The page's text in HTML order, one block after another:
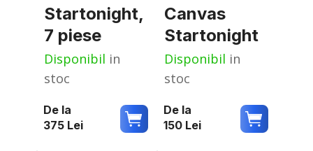
Startonight,
7 piese
Disponibil in
stoc
De la
375 Lei
Canvas
Startonight
Disponibil in
stoc
De la
150 Lei